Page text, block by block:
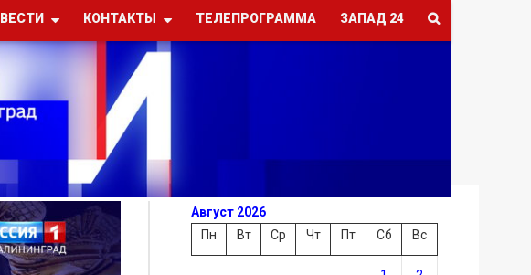
ВЕСТИ КОНТАКТЫ ТЕЛЕПРОГРАММА ЗАПАД 24
Август 2026
Пн
Вт Ср Чт Пт Сб Вс